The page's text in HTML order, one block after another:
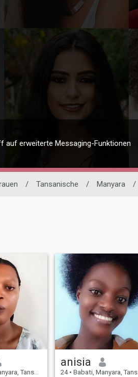
auf erweiterte Messaging-Funktionen
/ Tansanische / Manyara /
Tansania
anisia
24 • Babati, Manyara, Tansania